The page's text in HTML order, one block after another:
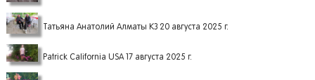
Татьяна Анатолий Алматы КЗ 20 августа 2025 г.
Patrick California USA 17 августа 2025 г.